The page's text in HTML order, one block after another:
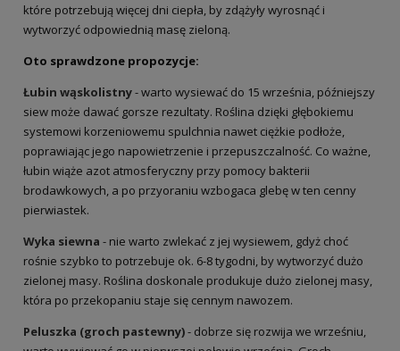
które potrzebują więcej dni ciepła, by zdążyły wyrosnąć i
wytworzyć odpowiednią masę zieloną.
Oto sprawdzone propozycje:
Łubin wąskolistny- warto wysiewać do 15 września, późniejszy
siew może dawać gorsze rezultaty. Roślina dzięki głębokiemu
systemowi korzeniowemu spulchnia nawet ciężkie podłoże,
poprawiając jego napowietrzenie i przepuszczalność. Co ważne,
łubin wiąże azot atmosferyczny przy pomocy bakterii
brodawkowych, a po przyoraniu wzbogaca glebę w ten cenny
pierwiastek.
Wyka siewna - nie warto zwlekać z jej wysiewem, gdyż choć
rośnie szybko to potrzebuje ok. 6-8 tygodni, by wytworzyć dużo
zielonej masy. Roślina doskonale produkuje dużo zielonej masy,
która po przekopaniu staje się cennym nawozem.
Peluszka (groch pastewny)- dobrze się rozwija we wrześniu,